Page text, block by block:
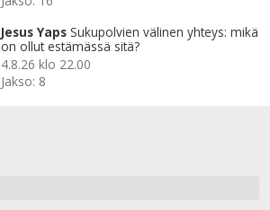
Jesus Yaps Sukupolvien välinen yhteys: mikä
on ollut estämässä sitä?
4.8.26 klo 22.00
Jakso: 8